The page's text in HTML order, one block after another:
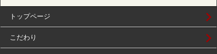
トップページ
こだわり